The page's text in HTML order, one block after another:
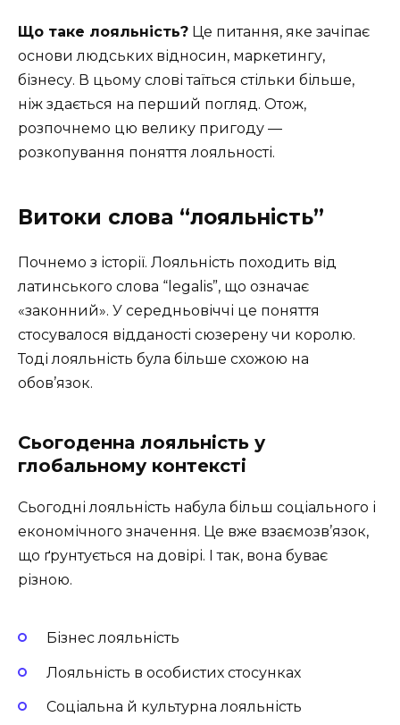
Що таке лояльність? Це питання, яке зачіпає
основи людських відносин, маркетингу,
бізнесу. В цьому слові таїться стільки більше,
ніж здається на перший погляд. Отож,
розпочнемо цю велику пригоду —
розкопування поняття лояльності.
Витоки слова “лояльність”
Почнемо з історії. Лояльність походить від
латинського слова “legalis”, що означає
«законний». У середньовіччі це поняття
стосувалося відданості сюзерену чи королю.
Тоді лояльність була більше схожою на
обов’язок.
Сьогоденна лояльність у
глобальному контексті
Сьогодні лояльність набула більш соціального і
економічного значення. Це вже взаємозв’язок,
що ґрунтується на довірі. І так, вона буває
різною.
Бізнес лояльність
Лояльність в особистих стосунках
Соціальна й культурна лояльність